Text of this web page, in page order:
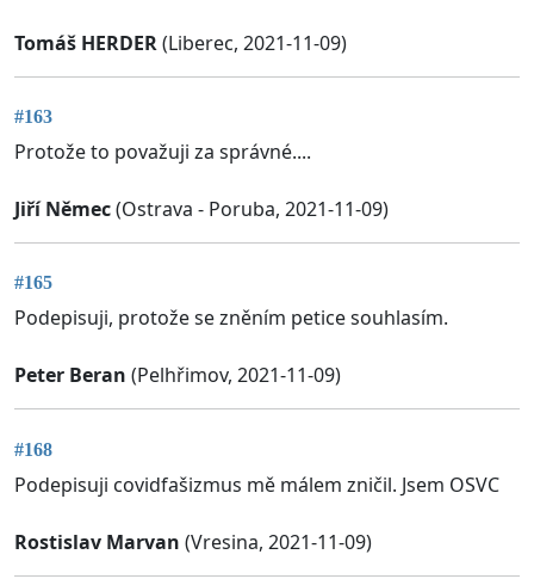
Tomáš HERDER(Liberec, 2021-11-09)
#163
Protože to považuji za správné....
Jiří Němec(Ostrava - Poruba, 2021-11-09)
#165
Podepisuji, protože se zněním petice souhlasím.
Peter Beran (Pelhřimov, 2021-11-09)
#168
Podepisuji covidfašizmus mě málem zničil. Jsem OSVC
Rostislav Marvan (Vresina, 2021-11-09)